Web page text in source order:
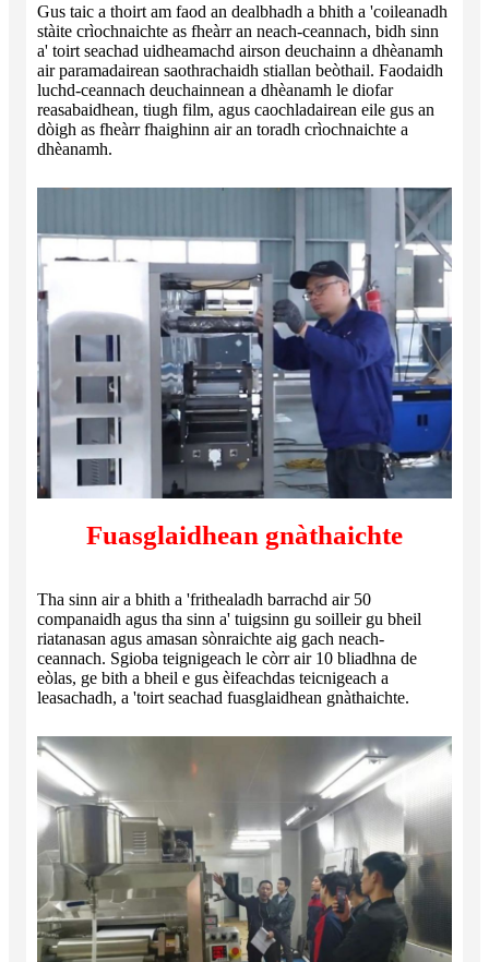
Gus taic a thoirt am faod an dealbhadh a bhith a 'coileanadh
stàite crìochnaichte as fheàrr an neach-ceannach, bidh sinn
a' toirt seachad uidheamachd airson deuchainn a dhèanamh
air paramadairean saothrachaidh stiallan beòthail. Faodaidh
luchd-ceannach deuchainnean a dhèanamh le diofar
reasabaidhean, tiugh film, agus caochladairean eile gus an
dòigh as fheàrr fhaighinn air an toradh crìochnaichte a
dhèanamh.
Fuasglaidhean gnàthaichte
Tha sinn air a bhith a 'frithealadh barrachd air 50
companaidh agus tha sinn a' tuigsinn gu soilleir gu bheil
riatanasan agus amasan sònraichte aig gach neach-
ceannach. Sgioba teignigeach le còrr air 10 bliadhna de
eòlas, ge bith a bheil e gus èifeachdas teicnigeach a
leasachadh, a 'toirt seachad fuasglaidhean gnàthaichte.